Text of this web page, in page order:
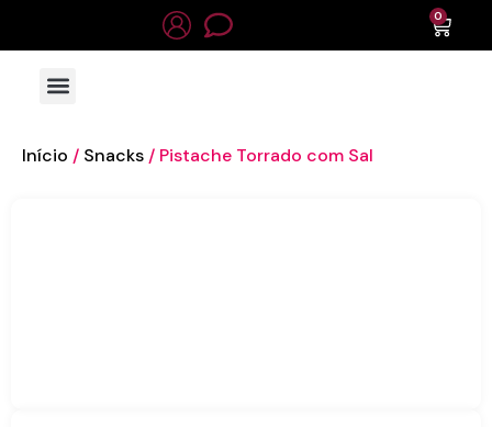
0
Início / Snacks / Pistache Torrado com Sal